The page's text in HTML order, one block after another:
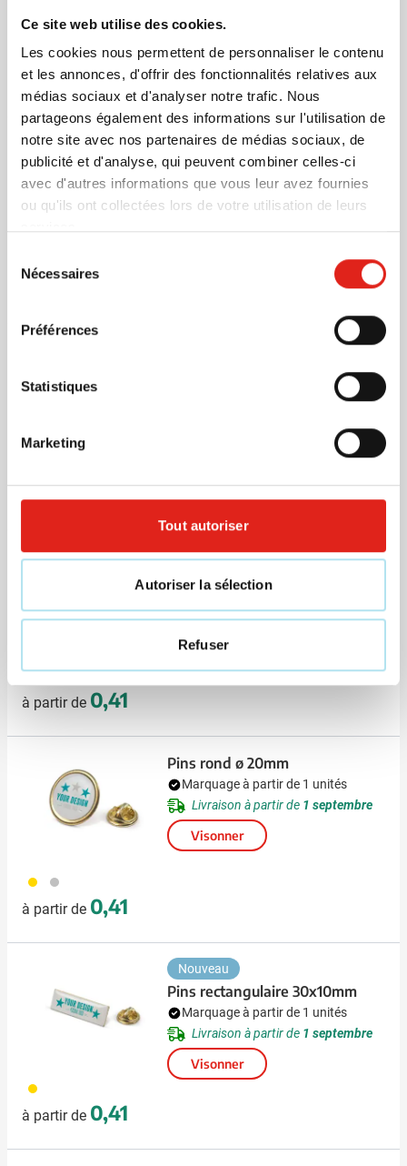
Ce site web utilise des cookies.
Les cookies nous permettent de personnaliser le contenu
et les annonces, d'offrir des fonctionnalités relatives aux
médias sociaux et d'analyser notre trafic. Nous
partageons également des informations sur l'utilisation de
notre site avec nos partenaires de médias sociaux, de
publicité et d'analyse, qui peuvent combiner celles-ci
avec d'autres informations que vous leur avez fournies
ou qu'ils ont collectées lors de votre utilisation de leurs
Nécessaires
Préférences
Statistiques
Marketing
Tout autoriser
Autoriser la sélection
Refuser
879
à partir de 0,37
0,49
Pin's Promo 51 mm
Marquage à partir de 100 unités
Livraison à partir de21 septembre
à partir de 0,34
Marquage à partir de 100 unités
21 septembre
031
à partir de 0,41
Pins rectangulaire 19x13mm
Marquage à partir de 1 unités
031 032
à partir de 0,41
Pins rond ø 20mm
Marquage à partir de 1 unités
Livraison à partir de 1 septembre
Visonner
031
à partir de 0,41
Nouveau
Pins rectangulaire 30x10mm
Marquage à partir de 1 unités
Livraison à partir de 1 septembre
Visonner